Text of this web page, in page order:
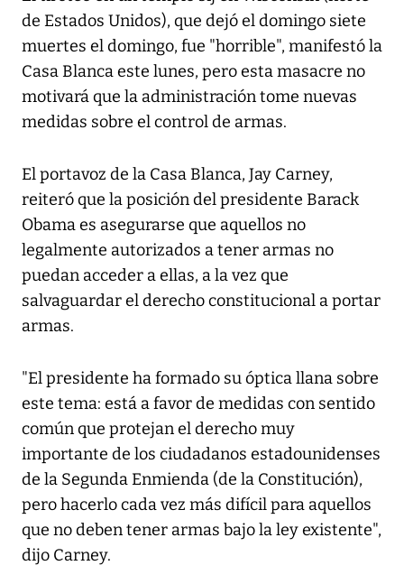
de Estados Unidos), que dejó el domingo siete
muertes el domingo, fue "horrible", manifestó la
Casa Blanca este lunes, pero esta masacre no
motivará que la administración tome nuevas
medidas sobre el control de armas.
El portavoz de la Casa Blanca, Jay Carney,
reiteró que la posición del presidente Barack
Obama es asegurarse que aquellos no
legalmente autorizados a tener armas no
puedan acceder a ellas, a la vez que
salvaguardar el derecho constitucional a portar
armas.
"El presidente ha formado su óptica llana sobre
este tema: está a favor de medidas con sentido
común que protejan el derecho muy
importante de los ciudadanos estadounidenses
de la Segunda Enmienda (de la Constitución),
pero hacerlo cada vez más difícil para aquellos
que no deben tener armas bajo la ley existente",
dijo Carney.